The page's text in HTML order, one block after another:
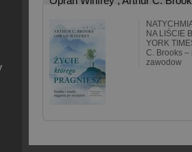
NA LIŚCIE
YORK
C. Brooks –
zawodow